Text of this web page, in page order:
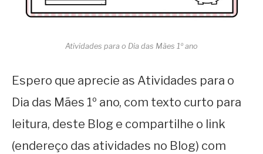
Atividades para o Dia das Mães 1º ano
Espero que aprecie as Atividades para o
Dia das Mães 1º ano, com texto curto para
leitura, deste Blog e compartilhe o link
(endereço das atividades no Blog) com